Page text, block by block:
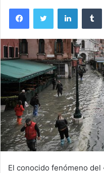
FacebookTwitter LinkedIn
El conocido fenómeno del